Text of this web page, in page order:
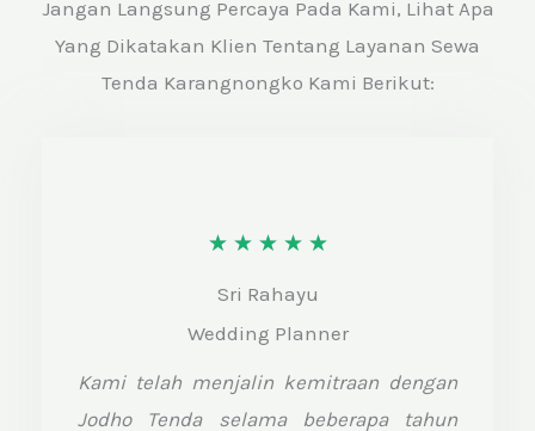
Jangan Langsung Percaya Pada Kami, Lihat Apa
Yang Dikatakan Klien Tentang Layanan Sewa
Tenda Karangnongko Kami Berikut:
★ ★ ★ ★ ★R
t
d
Sri Rahayu
Wedding Planner
Kami telah menjalin kemitraan dengan
Jodho Tenda selama beberapa tahun